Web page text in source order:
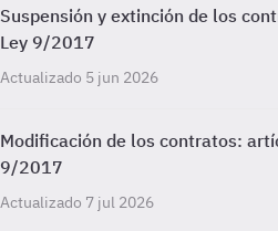
Suspensión y extinción de los
Ley 9/2017
Actualizado 5 jun 2026
Modificación de los contratos:
9/2017
Actualizado 7 jul 2026